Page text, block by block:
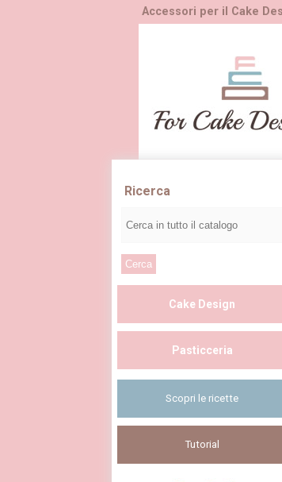
Accessori per il Cake
Ricerca
Cake Design
Pasticceria
Scopri le ricette
Tutorial